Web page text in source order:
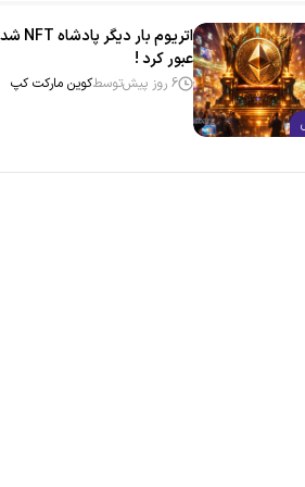
عبور کرد !
6 روز پیش توسطکوین مارکت کپ